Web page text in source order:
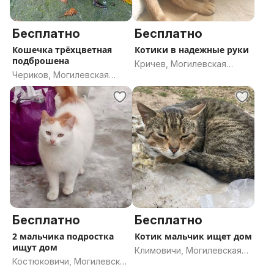
Бесплатно
Кошечка трёхцветная
подброшена
Чериков, Могилевская
область
Бесплатно
Котики в надежные руки
Кричев, Могилевская
Бесплатно
2 мальчика подростка
ищут дом
Костюковичи, Могилевская
Бесплатно
Котик мальчик ищет дом
Климовичи, Могилевская